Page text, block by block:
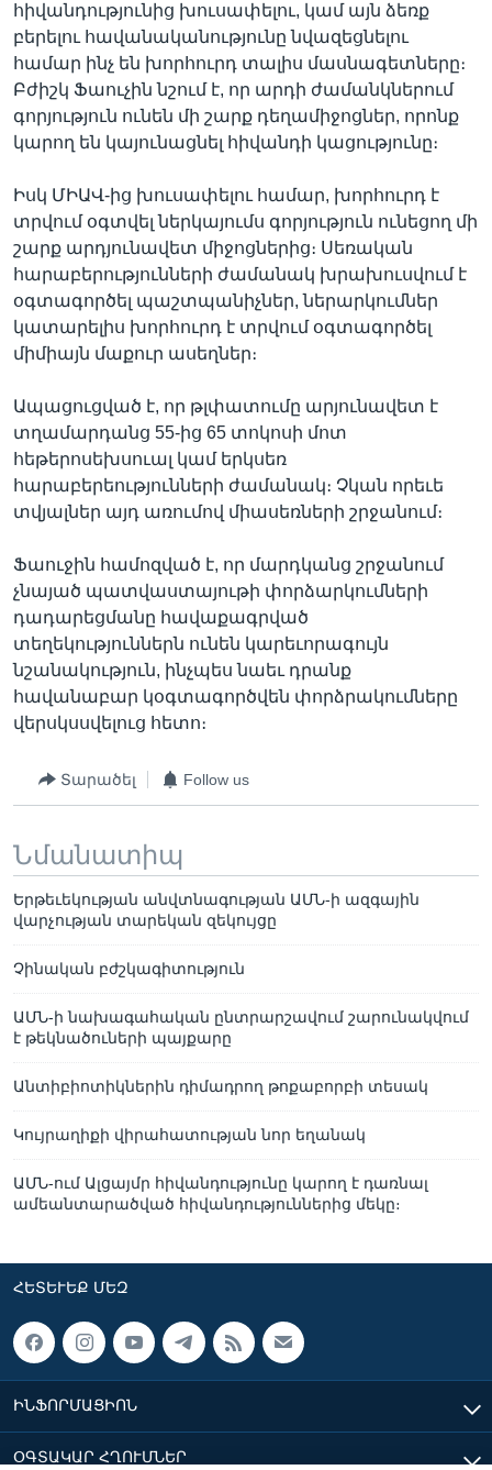
հիվանդությունից խուսափելու, կամ այն ձեռք
բերելու հավանականությունը նվազեցնելու
համար ինչ են խորհուրդ տալիս մասնագետները։
Բժիշկ Ֆաուչին նշում է, որ արդի ժամանկներում
գորյություն ունեն մի շարք դեղամիջոցներ, որոնք
կարող են կայունացնել հիվանդի կացությունը։
Իսկ ՄԻԱՎ-ից խուսափելու համար, խորհուրդ է
տրվում օգտվել ներկայումս գորյություն ունեցող մի
շարք արդյունավետ միջոցներից։ Սեռական
հարաբերությունների ժամանակ խրախուսվում է
օգտագործել պաշտպանիչներ, ներարկումներ
կատարելիս խորհուրդ է տրվում օգտագործել
միմիայն մաքուր ասեղներ։
Ապացուցված է, որ թլփատումը արյունավետ է
տղամարդանց 55-ից 65 տոկոսի մոտ
հեթերոսեխսուալ կամ երկսեռ
հարաբերեությունների ժամանակ։ Չկան որեւե
տվյալներ այդ առումով միասեռների շրջանում։
Ֆաուջին համոզված է, որ մարդկանց շրջանում
չնայած պատվաստայութի փորձարկումների
դադարեցմանը հավաքագրված
տեղեկություններն ունեն կարեւորագույն
նշանակություն, ինչպես նաեւ դրանք
հավանաբար կօգտագործվեն փորձրակումները
վերսկսսվելուց հետո։
Տարածել Follow us
Նմանատիպ
Երթեւեկության անվտնագության ԱՄՆ-ի ազգային
վարչության տարեկան զեկույցը
Չինական բժշկագիտություն
ԱՄՆ-ի նախագահական ընտրարշավում շարունակվում
է թեկնածուների պայքարը
Անտիբիոտիկներին դիմադրող թոքաբորբի տեսակ
Կույրաղիքի վիրահատության նոր եղանակ
ԱՄՆ-ում Ալցայմր հիվանդությունը կարող է դառնալ
ամեանտարածված հիվանդություններից մեկը։
ՀԵՏԵՒԵՔ ՄԵԶ
ԻՆՖՈՐՄԱՑԻՈՆ
ՕԳՏԱԿԱՐ ՀՂՈՒՄՆԵՐ